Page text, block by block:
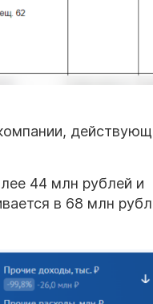
44 млн рублей и
в 68 млн